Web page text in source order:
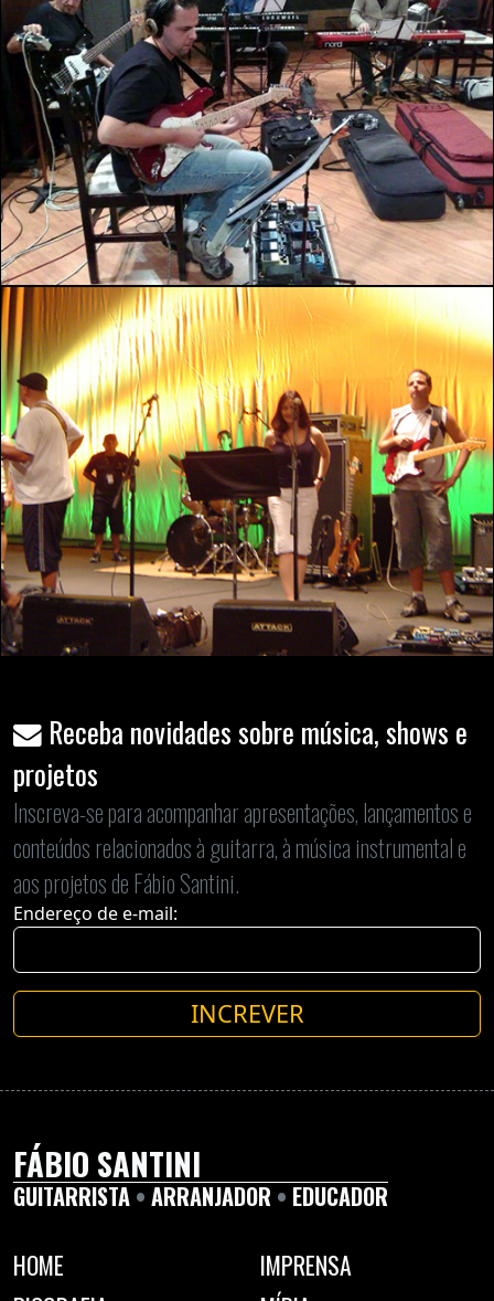
Receba novidades sobre música, shows e
projetos
Inscreva-se para acompanhar apresentações, lançamentos e
conteúdos relacionados à guitarra, à música instrumental e
aos projetos de Fábio Santini.
Endereço de e-mail:
INCREVER
FÁBIO SANTINI
GUITARRISTA • ARRANJADOR • EDUCADOR
HOME
IMPRENSA